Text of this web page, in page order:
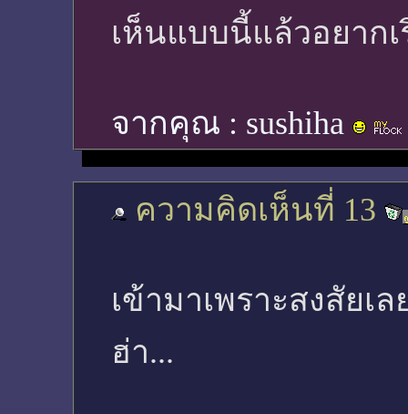
เห็นแบบนี้แล้วอยาก
จากคุณ : sushiha
ความคิดเห็นที่ 13
เข้ามาเพราะสงสัยเ
ฮ่า...